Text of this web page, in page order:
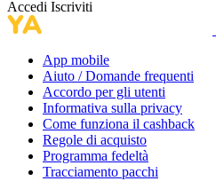
Accedi Iscriviti
App mobile
Aiuto / Domande frequenti
Accordo per gli utenti
Informativa sulla privacy
Come funziona il cashback
Regole di acquisto
Programma fedeltà
Tracciamento pacchi